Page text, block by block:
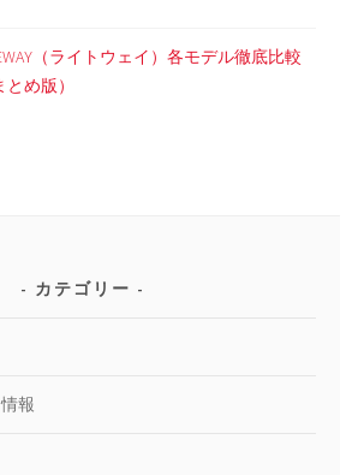
（ライトウェイ）各モデル徹底比較
とめ版）
カテゴリー
報